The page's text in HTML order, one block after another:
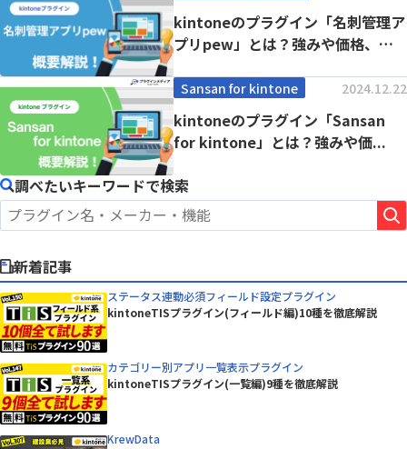
kintoneのプラグイン「名刺管理ア
プリpew」とは？強みや価格、導
Sansan for kintone 2024.12.22
kintoneのプラグイン「Sansan
for kintone」とは？強みや価...
調べたいキーワードで検索
新着記事
ステータス連動必須フィールド設定プラグイン
kintoneTISプラグイン(フィールド編)10種を徹底解説
カテゴリー別アプリ一覧表示プラグイン
kintoneTISプラグイン(一覧編)9種を徹底解説
KrewData